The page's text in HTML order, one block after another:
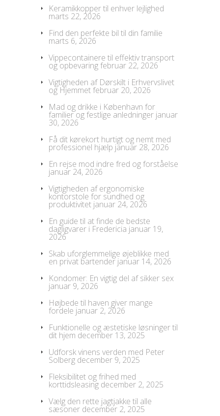
Keramikkopper til enhver lejlighed
marts 22, 2026
Find den perfekte bil til din familie
marts 6, 2026
Vippecontainere til effektiv transport
og opbevaringfebruar 22, 2026
Vigtigheden af Dørskilt i Erhvervslivet
og Hjemmetfebruar 20, 2026
Mad og drikke i København for
familier og festlige anledninger januar
30, 2026
Få dit kørekort hurtigt og nemt med
professionel hjælp januar 28, 2026
En rejse mod indre fred og forståelse
januar 24, 2026
Vigtigheden af ergonomiske
kontorstole for sundhed og
produktivitet januar 24, 2026
En guide til at finde de bedste
dagligvarer i Fredericia januar 19,
2026
Skab uforglemmelige øjeblikke med
en privat bartender januar 14, 2026
Kondomer: En vigtig del af sikker sex
januar 9, 2026
Højbede til haven giver mange
fordele januar 2, 2026
Funktionelle og æstetiske løsninger til
dit hjem december 13, 2025
Udforsk vinens verden med Peter
Solberg december 9, 2025
Fleksibilitet og frihed med
korttidsleasing december 2, 2025
Vælg den rette jagtjakke til alle
sæsoner december 2, 2025